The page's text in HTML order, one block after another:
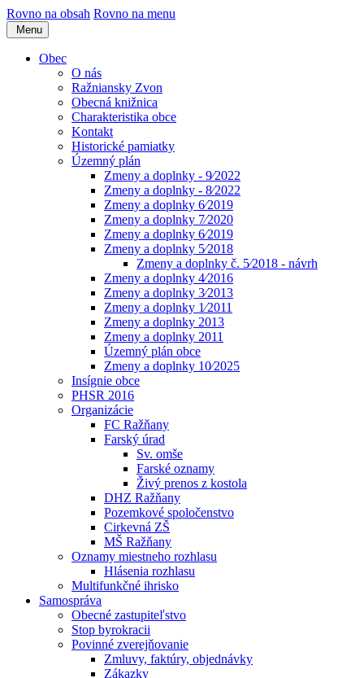
Rovno na obsah Rovno na menu
Menu
Obec
O nás
Ražniansky Zvon
Obecná knižnica
Charakteristika obce
Kontakt
Historické pamiatky
Územný plán
Zmeny a doplnky - 9⁄2022
Zmeny a doplnky - 8⁄2022
Zmeny a doplnky 6⁄2019
Zmeny a doplnky 7⁄2020
Zmeny a doplnky 6⁄2019
Zmeny a doplnky 5⁄2018
Zmeny a doplnky č. 5⁄2018 - návrh
Zmeny a doplnky 4⁄2016
Zmeny a doplnky 3⁄2013
Zmeny a doplnky 1⁄2011
Zmeny a doplnky 2013
Zmeny a doplnky 2011
Územný plán obce
Zmeny a doplnky 10⁄2025
Insígnie obce
PHSR 2016
Organizácie
FC Ražňany
Farský úrad
Sv. omše
Farské oznamy
Živý prenos z kostola
DHZ Ražňany
Pozemkové spoločenstvo
Cirkevná ZŠ
MŠ Ražňany
Oznamy miestneho rozhlasu
Hlásenia rozhlasu
Multifunkčné ihrisko
Samospráva
Obecné zastupiteľstvo
Stop byrokracii
Povinné zverejňovanie
Zmluvy, faktúry, objednávky
Zákazky